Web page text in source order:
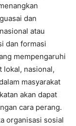
dan
atau
dan formasi
mempengaruhi
lokal, nasional,
masyarakat
akan dapat
cara perang.
organisasi sosial